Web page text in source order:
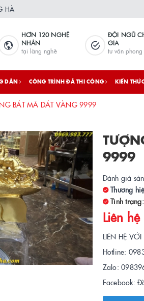
HÀ
HƠN 120 NGHỆ
NHÂN
tại làng nghề
ĐỘI NGŨ
GIA
tư vấn phong
DẪN CÔNG TRÌNH ĐÃ THI CÔNG KIẾN
BÁT MÃ DÁT VÀNG 9999
9999
Đánh giá
Thương
Tình trạng:
Liên hệ
LIÊN HỆ
Hotline:
Zalo:
Facebook: